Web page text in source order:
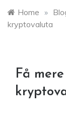
Home »
kryptovaluta
Få